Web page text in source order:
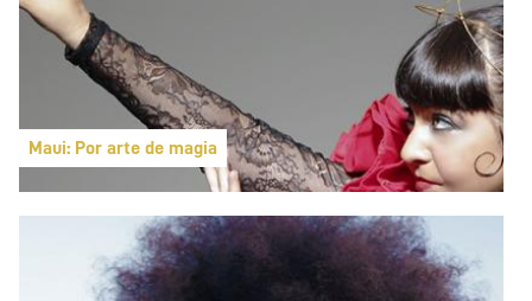
Maui: Por arte de magia